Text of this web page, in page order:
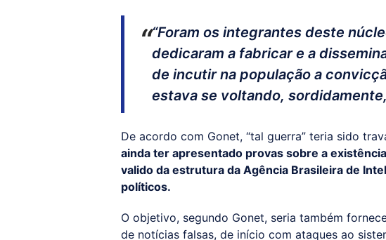
“Foram os integrantes deste
dedicaram a fabricar e a
de incutir na população a
estava se voltando,
De acordo com Gonet, “tal guerra” teria sido
ainda ter apresentado provas sobre a
valido da estrutura da Agência Brasileira de
políticos.
O objetivo, segundo Gonet, seria também
de notícias falsas, de início com ataques ao